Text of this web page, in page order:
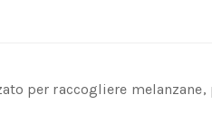
per raccogliere